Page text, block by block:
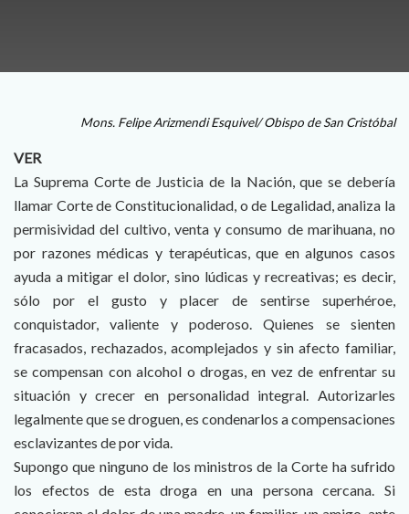
Mons. Felipe Arizmendi Esquivel/ Obispo de San Cristóbal
VER
La Suprema Corte de Justicia de la Nación, que se debería
llamar Corte de Constitucionalidad, o de Legalidad, analiza la
permisividad del cultivo, venta y consumo de marihuana, no
por razones médicas y terapéuticas, que en algunos casos
ayuda a mitigar el dolor, sino lúdicas y recreativas; es decir,
sólo por el gusto y placer de sentirse superhéroe,
conquistador, valiente y poderoso. Quienes se sienten
fracasados, rechazados, acomplejados y sin afecto familiar,
se compensan con alcohol o drogas, en vez de enfrentar su
situación y crecer en personalidad integral. Autorizarles
legalmente que se droguen, es condenarlos a compensaciones
esclavizantes de por vida.
Supongo que ninguno de los ministros de la Corte ha sufrido
los efectos de esta droga en una persona cercana. Si